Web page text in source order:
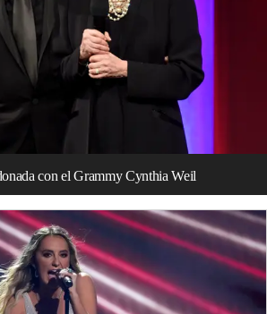
con el Grammy Cynthia Weil